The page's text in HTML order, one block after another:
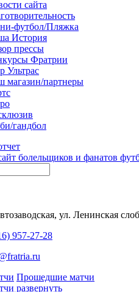
сайта
футбол/Пляжка
История
прессы
Фратрии
Ультрас
магазин/партнеры
гандбол
ул. Ленинская
957-27-28
Прошедшие матчи
развернуть